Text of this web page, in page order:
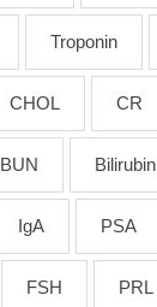
Troponin
CR
CHOL
Bilirubin
BUN
PSA
IgA
PRL
FSH